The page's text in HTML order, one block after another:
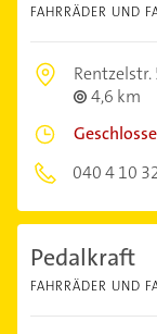
FAHRRÄDER UND
Rentzelstr.
4,6 km
040 4 10
Pedalkraft
FAHRRÄDER UND